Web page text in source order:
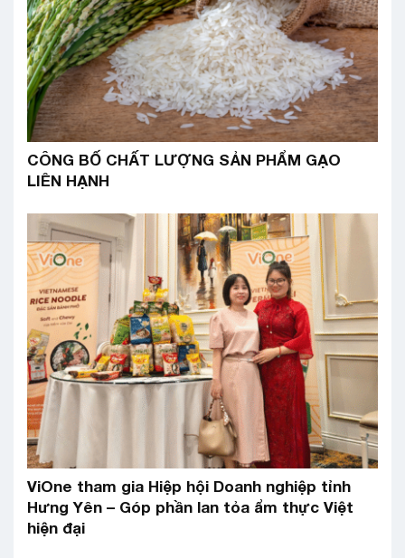
CÔNG BỐ CHẤT LƯỢNG SẢN PHẨM GẠO
LIÊN HẠNH
ViOne tham gia Hiệp hội Doanh nghiệp tỉnh
Hưng Yên – Góp phần lan tỏa ẩm thực Việt
hiện đại